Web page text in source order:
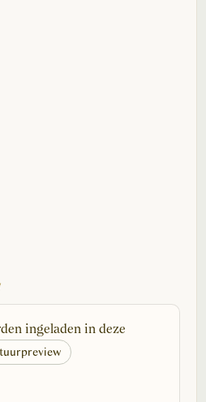
ingeladen in deze